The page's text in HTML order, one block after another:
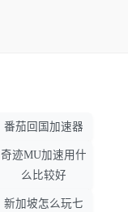
番茄回国加速器
奇迹MU加速用什
么比较好
新加坡怎么玩七